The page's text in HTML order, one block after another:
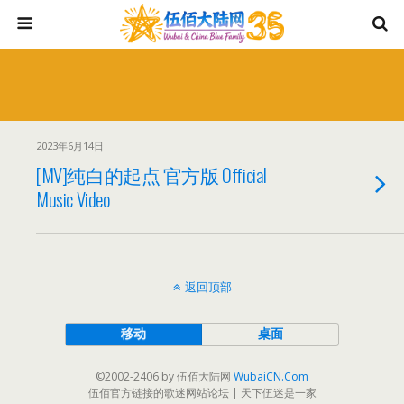
2023年6月14日
[MV]纯白的起点 官方版 Official
Music Video
返回顶部
移动 桌面
©2002-2406 by 伍佰大陆网 WubaiCN.Com
伍佰官方链接的歌迷网站论坛 | 天下伍迷是一家